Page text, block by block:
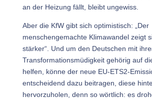
an der Heizung fällt, bleibt ungewiss.
Aber die KfW gibt sich optimistisch: „Der
menschengemachte Klimawandel zeigt
stärker“. Und um den Deutschen mit
Transformationsmüdigkeit gehörig auf
helfen, könne der neue EU-ETS2-
entscheidend dazu beitragen, diese
hervorzuholen, denn so wörtlich: es